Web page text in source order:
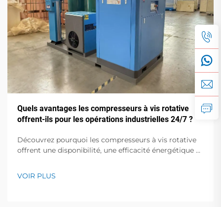
Quels avantages les compresseurs à vis rotative
offrent-ils pour les opérations industrielles 24/7 ?
Découvrez pourquoi les compresseurs à vis rotative
offrent une disponibilité, une efficacité énergétique et
principaux avantages.
VOIR PLUS